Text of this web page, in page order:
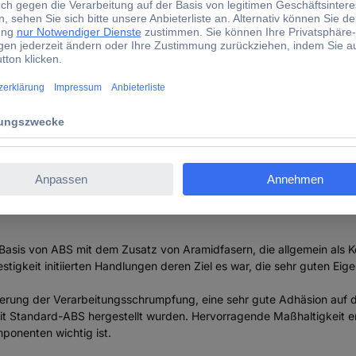
Filaments 80564 ABS Kevlar Filament ABS
von ABS mit dem Zusatz von Aramidfasern, die allgemein als
initiierten Handlungen deren Ziel es war, die sehr guten
der Verarbeitungsschrumpfung, eine sehr gute Adhäsion
Standard-ABS hergestellt wurden. Hervorragende Maßhaltigkeit
wichtig ist.